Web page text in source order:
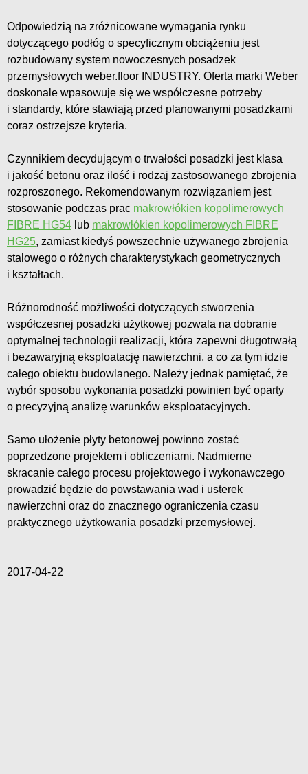
Odpowiedzią na zróżnicowane wymagania rynku
dotyczącego podłóg o specyficznym obciążeniu jest
rozbudowany system nowoczesnych posadzek
przemysłowych weber.floor INDUSTRY. Oferta marki Weber
doskonale wpasowuje się we współczesne potrzeby
i standardy, które stawiają przed planowanymi posadzkami
coraz ostrzejsze kryteria.
Czynnikiem decydującym o trwałości posadzki jest klasa
i jakość betonu oraz ilość i rodzaj zastosowanego zbrojenia
rozproszonego. Rekomendowanym rozwiązaniem jest
stosowanie podczas prac makrowłókien kopolimerowych
FIBRE HG54 lub makrowłókien kopolimerowych FIBRE
HG25, zamiast kiedyś powszechnie używanego zbrojenia
stalowego o różnych charakterystykach geometrycznych
i kształtach.
Różnorodność możliwości dotyczących stworzenia
współczesnej posadzki użytkowej pozwala na dobranie
optymalnej technologii realizacji, która zapewni długotrwałą
i bezawaryjną eksploatację nawierzchni, a co za tym idzie
całego obiektu budowlanego. Należy jednak pamiętać, że
wybór sposobu wykonania posadzki powinien być oparty
o precyzyjną analizę warunków eksploatacyjnych.
Samo ułożenie płyty betonowej powinno zostać
poprzedzone projektem i obliczeniami. Nadmierne
skracanie całego procesu projektowego i wykonawczego
prowadzić będzie do powstawania wad i usterek
nawierzchni oraz do znacznego ograniczenia czasu
praktycznego użytkowania posadzki przemysłowej.
2017-04-22